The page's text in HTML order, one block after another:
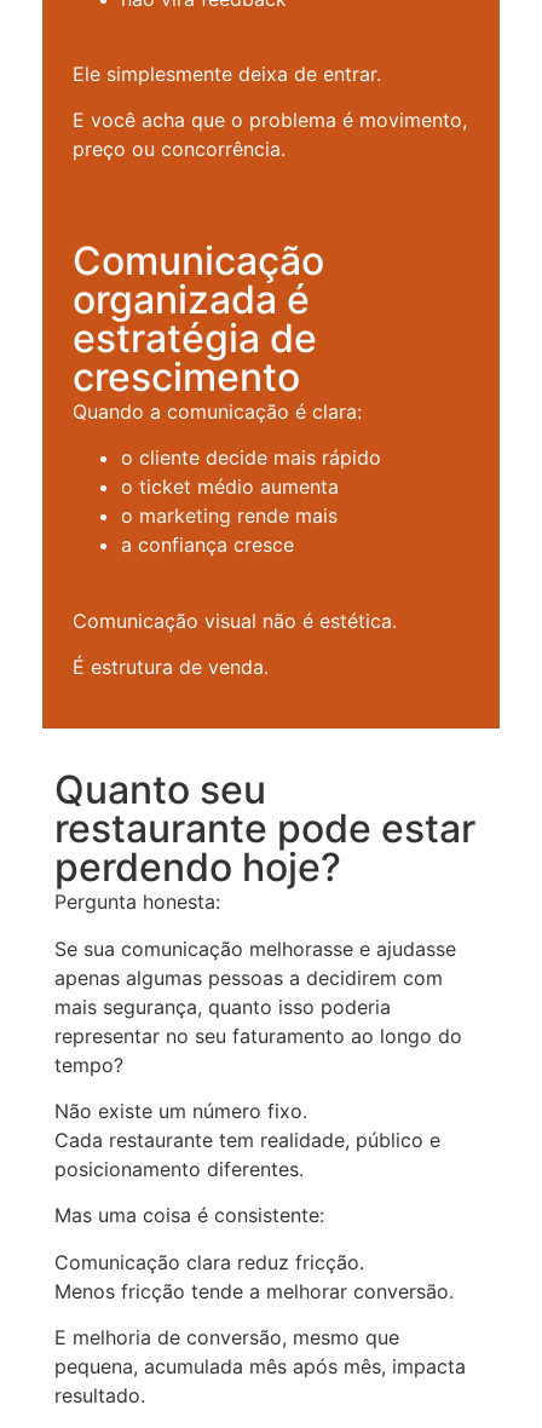
Ele simplesmente deixa de entrar.
E você acha que o problema é movimento,
preço ou concorrência.
Comunicação
organizada é
estratégia de
crescimento
Quando a comunicação é clara:
o cliente decide mais rápido
o ticket médio aumenta
o marketing rende mais
a confiança cresce
Comunicação visual não é estética.
É estrutura de venda.
Quanto seu
restaurante pode estar
perdendo hoje?
Pergunta honesta:
Se sua comunicação melhorasse e ajudasse
apenas algumas pessoas a decidirem com
mais segurança, quanto isso poderia
representar no seu faturamento ao longo do
tempo?
Não existe um número fixo.
Cada restaurante tem realidade, público e
posicionamento diferentes.
Mas uma coisa é consistente:
Comunicação clara reduz fricção.
Menos fricção tende a melhorar conversão.
E melhoria de conversão, mesmo que
pequena, acumulada mês após mês, impacta
resultado.